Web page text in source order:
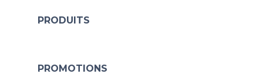
PRODUITS
PROMOTIONS